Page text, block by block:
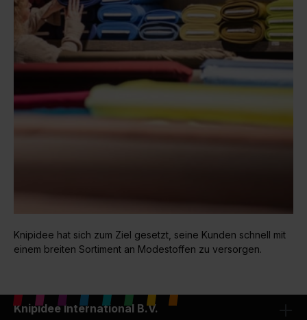
Knipidee hat sich zum Ziel gesetzt, seine Kunden schnell mit
einem breiten Sortiment an Modestoffen zu versorgen.
Knipidee International B.V.